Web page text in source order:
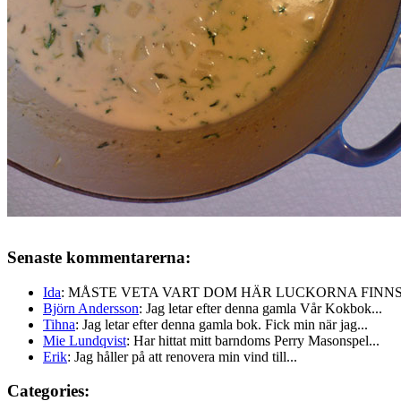
Senaste kommentarerna:
Ida: MÅSTE VETA VART DOM HÄR LUCKORNA
Björn Andersson: Jag letar efter denna gamla Vår Kokbok...
Tihna: Jag letar efter denna gamla bok. Fick min när jag...
Mie Lundqvist: Har hittat mitt barndoms Perry Masonspel...
Erik: Jag håller på att renovera min vind till...
Categories: